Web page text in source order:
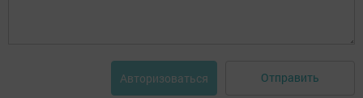
Авторизоваться Отправить